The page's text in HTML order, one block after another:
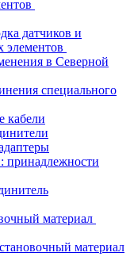
датчиков и
элементов
в Северной
специального
кабели
принадлежности
материал
материал